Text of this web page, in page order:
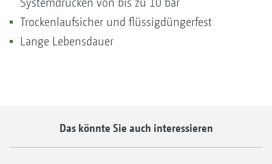
Trockenlaufsicher und flüssigdüngerfest
Lange Lebensdauer
Das könnte Sie auch interessieren